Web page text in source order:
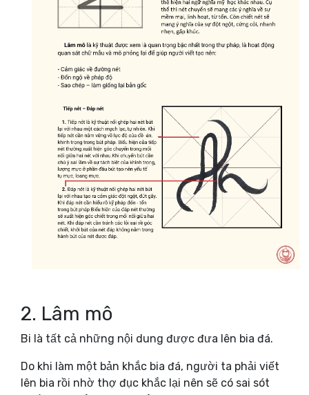
2. Lâm mô
Bi là tất cả những nội dung được đưa lên bia đá.
Do khi làm một bản khắc bia đá, người ta phải viết
lên bia rồi nhờ thợ đục khắc lại nên sẽ có sai sót